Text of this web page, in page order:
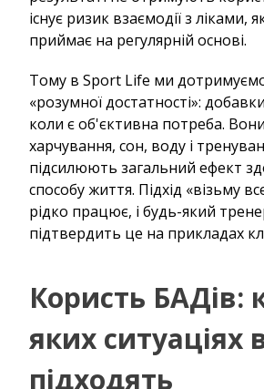
існує ризик взаємодії з ліками,
приймає на регулярній основі.
Тому в Sport Life ми
«розумної достатності»:
коли є об'єктивна потреба.
харчування, сон, воду і
підсилюють загальний ефект
способу життя. Підхід «візьму
рідко працює, і будь-який
підтвердить це на прикладах
Користь БАДів:
яких ситуаціях
підходять